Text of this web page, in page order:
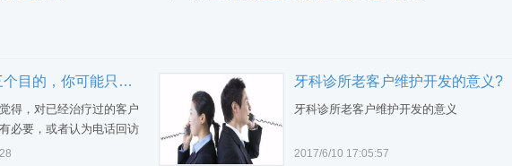
电话回访的三个目的，你可能只完成了一个！
得，对已经治疗过的客户
必要，或者认为电话回访
下客户治疗后的效果如
牙科诊所老客户维护开发的意义?
牙科诊所老客户维护开发的意义
2017/6/10 17:05:57